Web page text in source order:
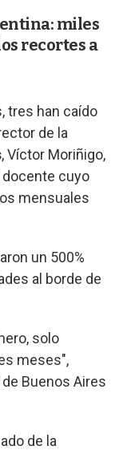
miles
recortes a
tres han caído
de la
, Víctor Moriñigo,
docente cuyo
mensuales
un 500%
al borde de
solo
meses",
Buenos Aires
de la